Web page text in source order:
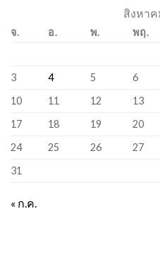
สิงหาค
จ. อ. พ. พฤ.
3
4 5 6
10
11 12 13
17
18 19 20
24
25 26 27
31
« ก.ค.